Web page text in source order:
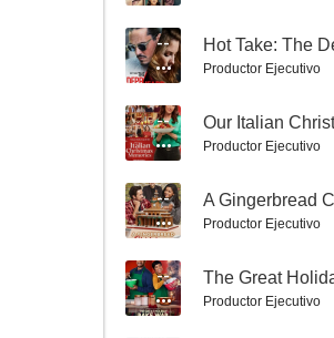
Mensaje de amor en una botella
-- Hot Take: The
Productor Ejecutivo
-- Our Italian
Productor Ejecutivo
-- A Gingerbread
Productor Ejecutivo
-- The Great
Productor Ejecutivo